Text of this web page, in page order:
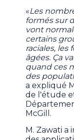
«Les
formés sur
vont
certains
raciales, les
âgées. Ça
quand ces
des
a expliqué
de l'étude
McGill.
M. Zawati a